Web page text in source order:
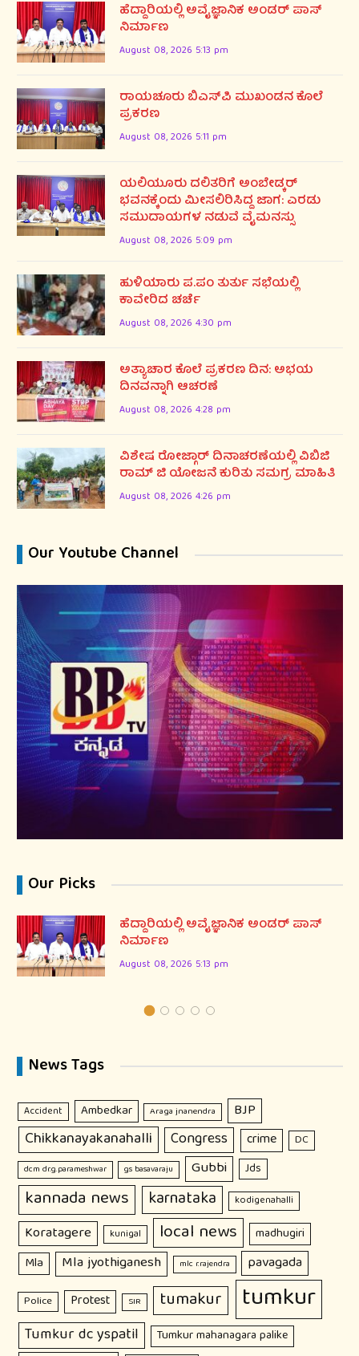
ಹೆದ್ದಾರಿಯಲ್ಲಿ ಅವೈಜ್ಞಾನಿಕ ಅಂಡರ್ ಪಾಸ್
ನಿರ್ಮಾಣ
August 08, 2026 5:13 pm
ರಾಯಚೂರು ಬಿಎಸ್‌ಪಿ ಮುಖಂಡನ ಕೊಲೆ
ಪ್ರಕರಣ
August 08, 2026 5:11 pm
ಯಲಿಯೂರು ದಲಿತರಿಗೆ ಅಂಬೇಡ್ಕರ್
ಭವನಕ್ಕೆಂದು ಮೀಸಲಿರಿಸಿದ್ದ ಜಾಗ: ಎರಡು
ಸಮುದಾಯಗಳ ನಡುವೆ ವೈಮನಸ್ಸು
August 08, 2026 5:09 pm
ಹುಳಿಯಾರು ಪ.ಪಂ ತುರ್ತು ಸಭೆಯಲ್ಲಿ
ಕಾವೇರಿದ ಚರ್ಚೆ
August 08, 2026 4:30 pm
ಅತ್ಯಾಚಾರ ಕೊಲೆ ಪ್ರಕರಣ ದಿನ: ಅಭಯ
ದಿನವನ್ನಾಗಿ ಆಚರಣೆ
August 08, 2026 4:28 pm
ವಿಶೇಷ ರೋಜ್ಗಾರ್ ದಿನಾಚರಣೆಯಲ್ಲಿ ವಿಬಿಜಿ
ರಾಮ್ ಜಿ ಯೋಜನೆ ಕುರಿತು ಸಮಗ್ರ ಮಾಹಿತಿ
August 08, 2026 4:26 pm
Our Youtube Channel
Our Picks
ಹೆದ್ದಾರಿಯಲ್ಲಿ ಅವೈಜ್ಞಾನಿಕ ಅಂಡರ್ ಪಾಸ್
ನಿರ್ಮಾಣ
August 08, 2026 5:13 pm
News Tags
Accident Ambedkar Araga jnanendra BJP
Chikkanayakanahalli Congress crime DC
dcm dr.g.parameshwar gs basavaraju Gubbi Jds
kannada news karnataka kodigenahalli
Koratagere kunigal local news madhugiri
Mla Mla jyothiganesh mlc r.rajendra pavagada
Police Protest SIR tumakur tumkur
Tumkur dc yspatil Tumkur mahanagara palike